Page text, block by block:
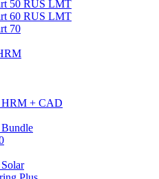
50 RUS LMT
60 RUS LMT
70
HRM + CAD